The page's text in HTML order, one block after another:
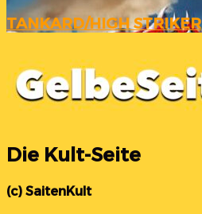
TANKARD/HIGH STRIKER
Die Kult-Seite
(c) SaitenKult